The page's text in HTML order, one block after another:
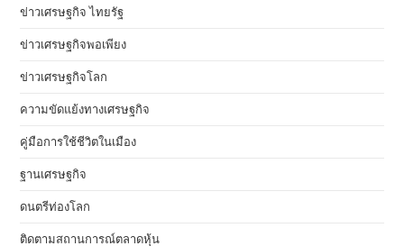
ข่าวเศรษฐกิจ ไทยรัฐ
ข่าวเศรษฐกิจพอเพียง
ข่าวเศรษฐกิจโลก
ความขัดแย้งทางเศรษฐกิจ
คู่มือการใช้ชีวิตในเมือง
ฐานเศรษฐกิจ
ดนตรีท่องโลก
ติดตามสถานการณ์ตลาดหุ้น